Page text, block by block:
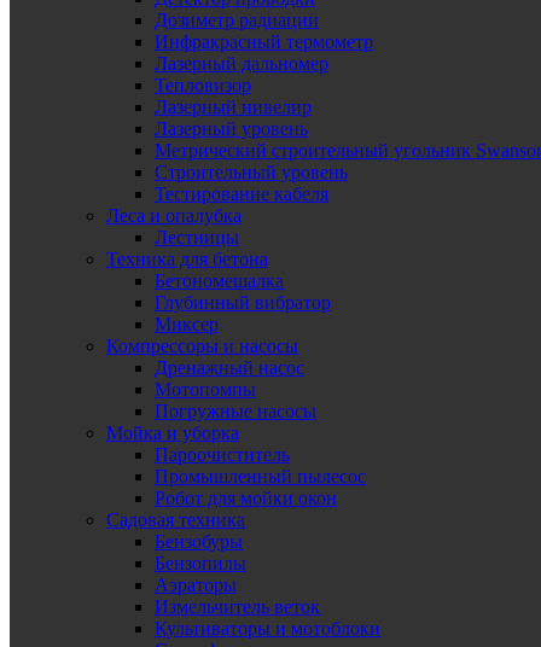
Дозиметр радиации
Инфракрасный термометр
Лазерный дальномер
Тепловизор
Лазерный нивелир
Лазерный уровень
Метрический строительный угольник
Строительный уровень
Тестирование кабеля
Леса и опалубка
Лестницы
Техника для бетона
Бетономешалка
Глубинный вибратор
Миксер
Компрессоры и насосы
Дренажный насос
Мотопомпы
Погружные насосы
Мойка и уборка
Пароочиститель
Промышленный пылесос
Робот для мойки окон
Садовая техника
Бензобуры
Бензопилы
Аэраторы
Измельчитель веток
Культиваторы и мотоблоки